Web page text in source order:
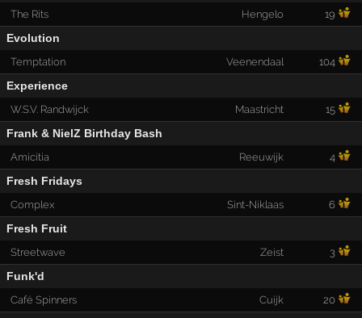
The Rits Hengelo 19
Evolution
Temptation Veenendaal 104
Experience
W.S.V. Randwijck Maastricht 15
Frank & NielZ Birthday Bash
Amicitia Reeuwijk 4
Fresh Fridays
Complex Sint-Niklaas 6
Fresh Fruit
Streetwave Zeist 3
Funk'd
Café Spinners Cuijk 20